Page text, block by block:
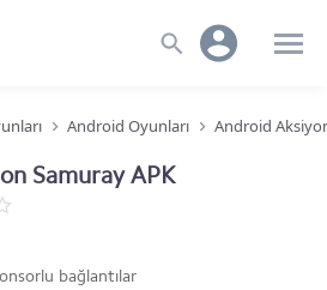
Android Oyunları Android
Samuray APK
bağlantılar